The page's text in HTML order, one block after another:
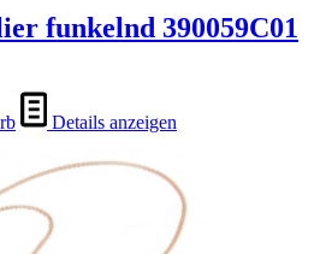
funkelnd 390059C01
Details anzeigen